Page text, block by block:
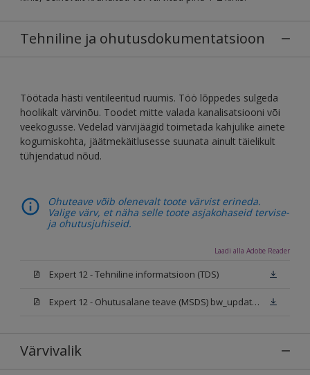
Tehniline ja ohutusdokumentatsioon
Töötada hästi ventileeritud ruumis. Töö lõppedes sulgeda
hoolikalt värvinõu. Toodet mitte valada kanalisatsiooni või
veekogusse. Vedelad värvijäägid toimetada kahjulike ainete
kogumiskohta, jäätmekäitlusesse suunata ainult täielikult
tühjendatud nõud.
Ohuteave võib olenevalt toote värvist erineda.
Valige värv, et näha selle toote asjakohaseid tervise-
ja ohutusjuhiseid.
Laadi alla Adobe Reader
Expert 12 - Tehniline informatsioon (TDS)
Expert 12 - Ohutusalane teave (MSDS) bw_update 2025
Värvivalik